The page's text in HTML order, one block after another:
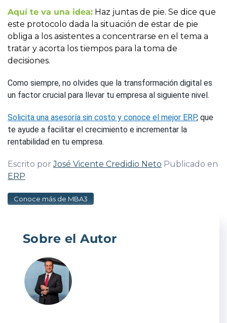
Aquí te va una idea: Haz juntas de pie. Se dice que
este protocolo dada la situación de estar de pie
obliga a los asistentes a concentrarse en el tema a
tratar y acorta los tiempos para la toma de
decisiones.
Como siempre, no olvides que la transformación digital es
un factor crucial para llevar tu empresa al siguiente nivel.
Solicita una asesoría sin costo y conoce el mejor ERP, que
te ayude a facilitar el crecimiento e incrementar la
rentabilidad en tu empresa.
Escrito porJosé Vicente Credidio Neto Publicado en
ERP
Conoce más de MBA3
Sobre el Autor